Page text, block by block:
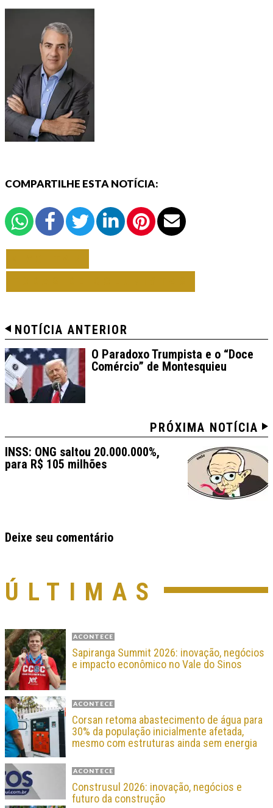
COMPARTILHE ESTA NOTÍCIA:
NOTÍCIA ANTERIOR
O Paradoxo Trumpista e o “Doce
Comércio” de Montesquieu
PRÓXIMA NOTÍCIA
INSS: ONG saltou 20.000.000%,
para R$ 105 milhões
Deixe seu comentário
ÚLTIMAS
ACONTECE
Sapiranga Summit 2026: inovação, negócios
e impacto econômico no Vale do Sinos
ACONTECE
Corsan retoma abastecimento de água para
30% da população inicialmente afetada,
mesmo com estruturas ainda sem energia
ACONTECE
Construsul 2026: inovação, negócios e
futuro da construção